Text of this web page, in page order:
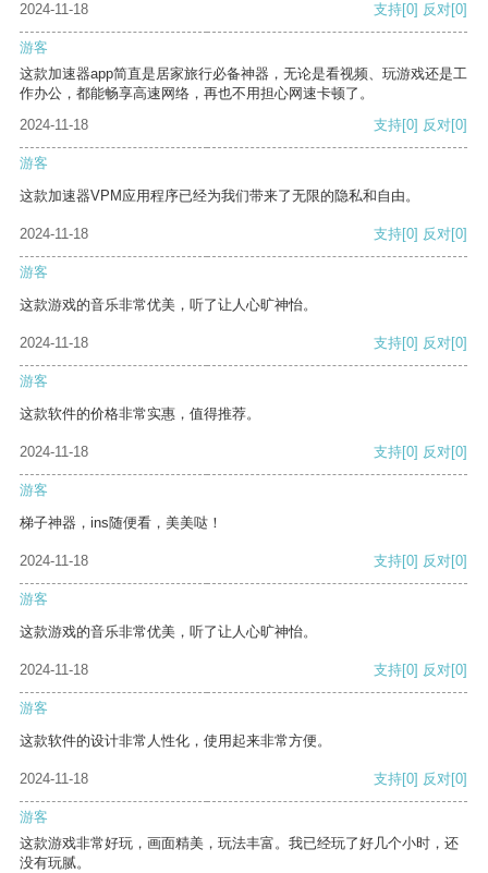
2024-11-18 支持[0] 反对[0]
游客
这款加速器app简直是居家旅行必备神器，无论是看视频、玩游戏还是工
作办公，都能畅享高速网络，再也不用担心网速卡顿了。
2024-11-18
支持[0] 反对[0]
游客
这款加速器VPM应用程序已经为我们带来了无限的隐私和自由。
2024-11-18 支持[0] 反对[0]
游客
这款游戏的音乐非常优美，听了让人心旷神怡。
2024-11-18 支持[0] 反对[0]
游客
这款软件的价格非常实惠，值得推荐。
2024-11-18 支持[0] 反对[0]
游客
梯子神器，ins随便看，美美哒！
2024-11-18 支持[0] 反对[0]
游客
这款游戏的音乐非常优美，听了让人心旷神怡。
2024-11-18 支持[0] 反对[0]
游客
这款软件的设计非常人性化，使用起来非常方便。
2024-11-18 支持[0] 反对[0]
游客
这款游戏非常好玩，画面精美，玩法丰富。我已经玩了好几个小时，还
没有玩腻。